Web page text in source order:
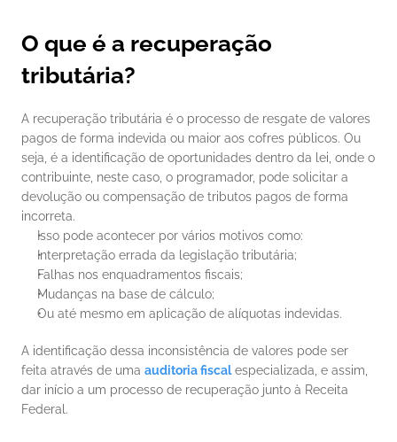
O que é a recuperação
tributária?
A recuperação tributária é o processo de resgate de valores
pagos de forma indevida ou maior aos cofres públicos. Ou
seja, é a identificação de oportunidades dentro da lei, onde o
contribuinte, neste caso, o programador, pode solicitar a
devolução ou compensação de tributos pagos de forma
incorreta.
Isso pode acontecer por vários motivos como:
Interpretação errada da legislação tributária;
Falhas nos enquadramentos fiscais;
Mudanças na base de cálculo;
Ou até mesmo em aplicação de alíquotas indevidas.
A identificação dessa inconsistência de valores pode ser
feita através de uma auditoria fiscal especializada, e assim,
dar início a um processo de recuperação junto à Receita
Federal.